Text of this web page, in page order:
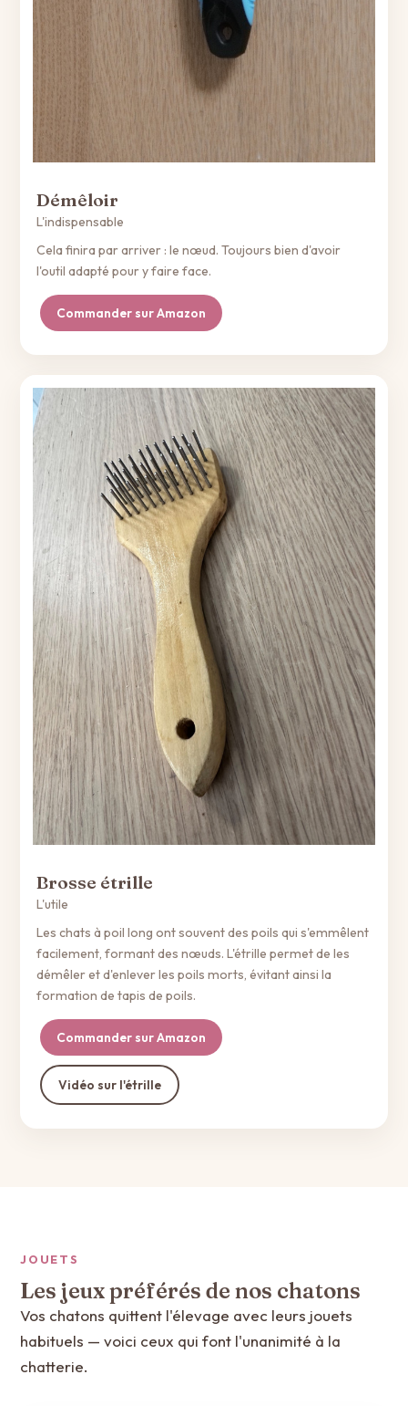
Démêloir
L'indispensable
Cela finira par arriver : le nœud. Toujours bien d'avoir
l'outil adapté pour y faire face.
Commander sur Amazon
Brosse étrille
L'utile
Les chats à poil long ont souvent des poils qui s'emmêlent
facilement, formant des nœuds. L'étrille permet de les
démêler et d'enlever les poils morts, évitant ainsi la
formation de tapis de poils.
Commander sur Amazon
Vidéo sur l'étrille
JOUETS
Les jeux préférés de nos chatons
Vos chatons quittent l'élevage avec leurs jouets
habituels — voici ceux qui font l'unanimité à la
chatterie.